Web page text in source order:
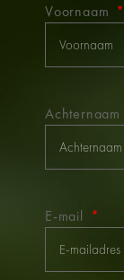
Voornaam
Achternaam
E-mail